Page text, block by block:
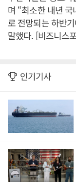
며 “최소한 내년
로 전망되는 하반
말했다. [비즈니스
인기기사